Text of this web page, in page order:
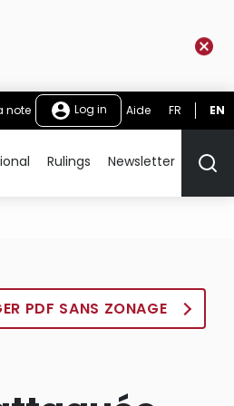
note Log in Aide FR EN
Rulings Newsletter
PDF SANS ZONAGE